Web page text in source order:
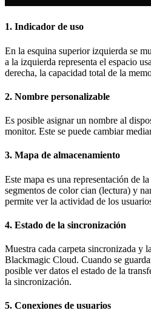
1. Indicador de uso
En la esquina superior izquierda se
a la izquierda representa el espacio
derecha, la capacidad total de la
2. Nombre personalizable
Es posible asignar un nombre al
monitor. Este se puede cambiar
3. Mapa de almacenamiento
Este mapa es una representación de
segmentos de color cian (lectura) y
permite ver la actividad de los
4. Estado de la sincronización
Muestra cada carpeta sincronizada y
Blackmagic Cloud. Cuando se
posible ver datos el estado de la
la sincronización.
5. Conexiones de usuarios